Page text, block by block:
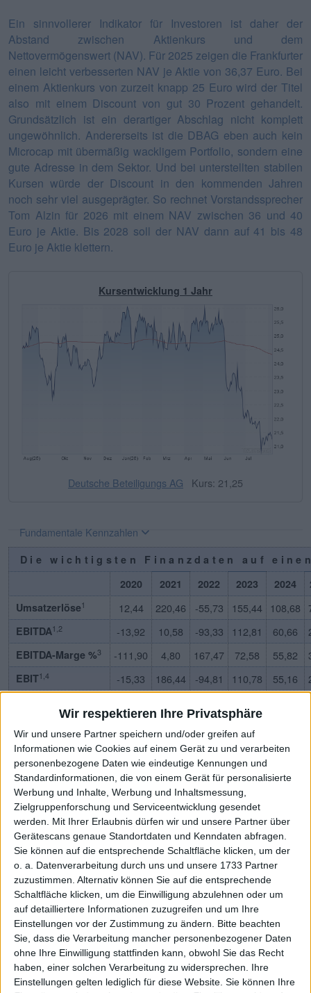
Wir respektieren Ihre Privatsphäre
Wir und unsere Partner speichern und/oder greifen auf
Informationen wie Cookies auf einem Gerät zu und verarbeiten
personenbezogene Daten wie eindeutige Kennungen und
Standardinformationen, die von einem Gerät für personalisierte
Werbung und Inhalte, Werbung und Inhaltsmessung,
Zielgruppenforschung und Serviceentwicklung gesendet
werden.
Mit Ihrer Erlaubnis dürfen wir und unsere Partner über
Gerätescans genaue Standortdaten und Kenndaten abfragen.
Sie können auf die entsprechende Schaltfläche klicken, um der
o. a. Datenverarbeitung durch uns und unsere 1733 Partner
zuzustimmen. Alternativ können Sie auf die entsprechende
Schaltfläche klicken, um die Einwilligung abzulehnen oder um
auf detailliertere Informationen zuzugreifen und um Ihre
Einstellungen vor der Zustimmung zu ändern.
Bitte beachten
Sie, dass die Verarbeitung mancher personenbezogener Daten
ohne Ihre Einwilligung stattfinden kann, obwohl Sie das Recht
haben, einer solchen Verarbeitung zu widersprechen. Ihre
Einstellungen gelten lediglich für diese Website. Sie können Ihre
Ein sinnvollerer Indikator für Investoren ist daher der
Abstand zwischen Aktienkurs und dem
Nettovermögenswert (NAV). Für 2025 zeigen die Frankfurter
einen leicht verbesserten NAV je Aktie von 36,37 Euro. Bei
einem Aktienkurs von zurzeit knapp 25 Euro wird der Titel
also mit einem Discount von gut 30 Prozent gehandelt.
Grundsätzlich ist ein derartiger Abschlag nicht komplett
ungewöhnlich. Andererseits ist die DBAG eben auch kein
Microcap mit übermäßig wackligem Portfolio, sondern eine
gute Adresse in dem Sektor. Und bei unterstellten stabilen
Kursen würde der Discount in den kommenden Jahren
noch sehr viel ausgeprägter. So rechnet Vorstandssprecher
Tom Alzin für 2026 mit einem NAV zwischen 36 und 40
Euro je Aktie. Bis 2028 soll der NAV dann auf 41 bis 48
Euro je Aktie klettern.
Kursentwicklung 1 Jahr
Deutsche Beteiligungs AG Kurs: 21,25
Fundamentale Kennzahlen
Die wichtigsten Finanzdaten auf
2020
2021 2022 2023 2024
Umsatzerlöse1 12,44 220,46 -55,73 155,44 108,68
EBITDA1,2 -13,92 10,58 -93,33 112,81 60,66
EBITDA-Marge %3 -111,90 4,80 167,47 72,58 55,82
EBIT1,4 -15,33 186,44 -94,81 110,78 55,16
Netto-Marge %6 -134,73 83,97 175,06 68,06 43,72
Cashflow -6,70 -7,64 29,54 9,35 13,05
Ergebnis je Aktie8 -1,11 10,76 -5,19 5,63
Dividende je Aktie8 0,80 1,60 0,80 1,00 1,25
Quelle: boersengefluester.de und Firmenangaben; Zahlen
für 2026 geschätzt
Dabei hat sich die DBDA einiges vorgenommen. „Durch
Veräußerungen werden wir in den nächsten Quartalen
erhebliche finanzielle Mittel mobilisieren. Damit öffnen wir
Raum für Neues. Investitionsmöglichkeiten in neue Ideen